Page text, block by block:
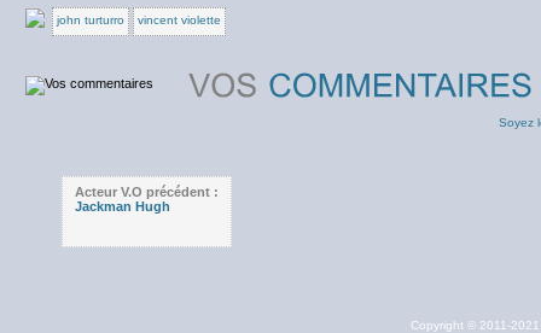
john turturro vincent violette
Soyez
Acteur V.O précédent :
Jackman Hugh
Copyright © 2011-